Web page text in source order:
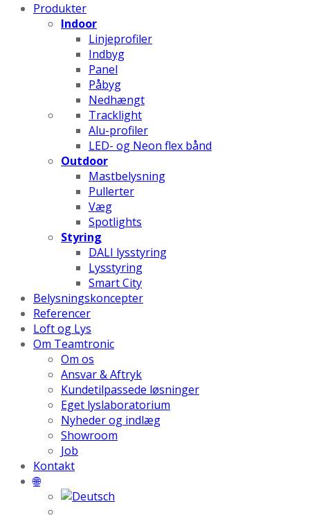
Produkter
Indoor
Linjeprofiler
Indbyg
Panel
Påbyg
Nedhængt
Tracklight
Alu-profiler
LED- og Neon flex bånd
Outdoor
Mastbelysning
Pullerter
Væg
Spotlights
Styring
DALI lysstyring
Lysstyring
Smart City
Belysningskoncepter
Referencer
Loft og Lys
Om Teamtronic
Om os
Ansvar & Aftryk
Kundetilpassede løsninger
Eget lyslaboratorium
Nyheder og indlæg
Showroom
Job
Kontakt
🌐